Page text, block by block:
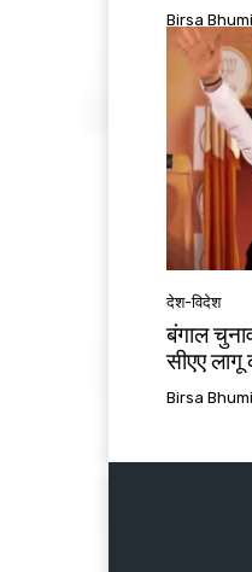
Birsa
देश-विदेश
बंगाल
सीएए
Birsa